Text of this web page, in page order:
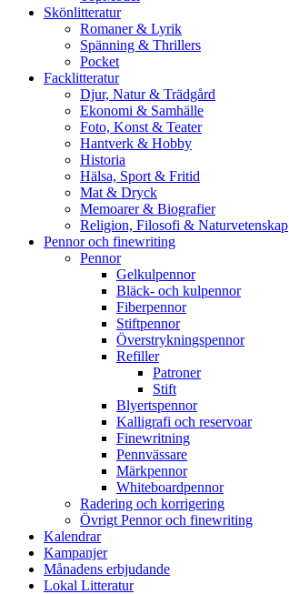
Skönlitteratur
Romaner & Lyrik
Spänning & Thrillers
Pocket
Facklitteratur
Djur, Natur & Trädgård
Ekonomi & Samhälle
Foto, Konst & Teater
Hantverk & Hobby
Historia
Hälsa, Sport & Fritid
Mat & Dryck
Memoarer & Biografier
Religion, Filosofi & Naturvetenskap
Pennor och finewriting
Pennor
Gelkulpennor
Bläck- och kulpennor
Fiberpennor
Stiftpennor
Överstrykningspennor
Refiller
Patroner
Stift
Blyertspennor
Kalligrafi och reservoar
Finewritning
Pennvässare
Märkpennor
Whiteboardpennor
Radering och korrigering
Övrigt Pennor och finewriting
Kalendrar
Kampanjer
Månadens erbjudande
Lokal Litteratur